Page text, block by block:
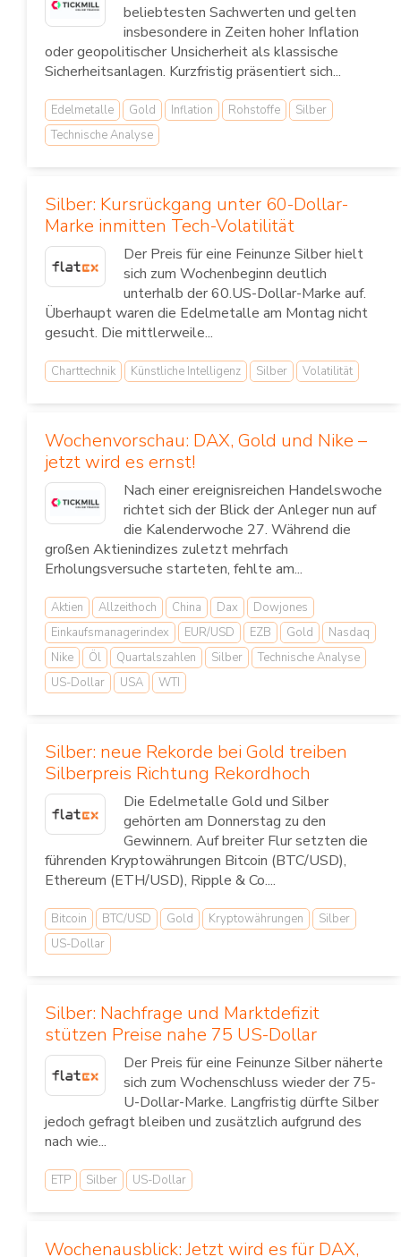
beliebtesten Sachwerten und gelten
insbesondere in Zeiten hoher Inflation
oder geopolitischer Unsicherheit als klassische
Sicherheitsanlagen. Kurzfristig präsentiert sich...
Edelmetalle Gold Inflation Rohstoffe
Silber
Technische Analyse
Silber: Kursrückgang unter 60-Dollar-
Marke inmitten Tech-Volatilität
Der Preis für eine Feinunze Silber hielt
sich zum Wochenbeginn deutlich
unterhalb der 60.US-Dollar-Marke auf.
Überhaupt waren die Edelmetalle am Montag nicht
gesucht. Die mittlerweile...
Charttechnik Künstliche Intelligenz Silber Volatilität
Wochenvorschau: DAX, Gold und Nike –
jetzt wird es ernst!
Nach einer ereignisreichen Handelswoche
richtet sich der Blick der Anleger nun auf
die Kalenderwoche 27. Während die
großen Aktienindizes zuletzt mehrfach
Erholungsversuche starteten, fehlte am...
Aktien Allzeithoch China Dax
Dowjones
Einkaufsmanagerindex
EUR/USD EZB Gold
Nasdaq
Nike
Öl Quartalszahlen Silber
Technische Analyse
US-Dollar
USA WTI
Silber: neue Rekorde bei Gold treiben
Silberpreis Richtung Rekordhoch
Die Edelmetalle Gold und Silber
gehörten am Donnerstag zu den
Gewinnern. Auf breiter Flur setzten die
führenden Kryptowährungen Bitcoin (BTC/USD),
Ethereum (ETH/USD), Ripple & Co....
Bitcoin BTC/USD Gold Kryptowährungen
Silber
US-Dollar
Silber: Nachfrage und Marktdefizit
stützen Preise nahe 75 US-Dollar
Der Preis für eine Feinunze Silber näherte
sich zum Wochenschluss wieder der 75-
U-Dollar-Marke. Langfristig dürfte Silber
jedoch gefragt bleiben und zusätzlich aufgrund des
nach wie...
ETP Silber US-Dollar
Wochenausblick: Jetzt wird es für DAX,